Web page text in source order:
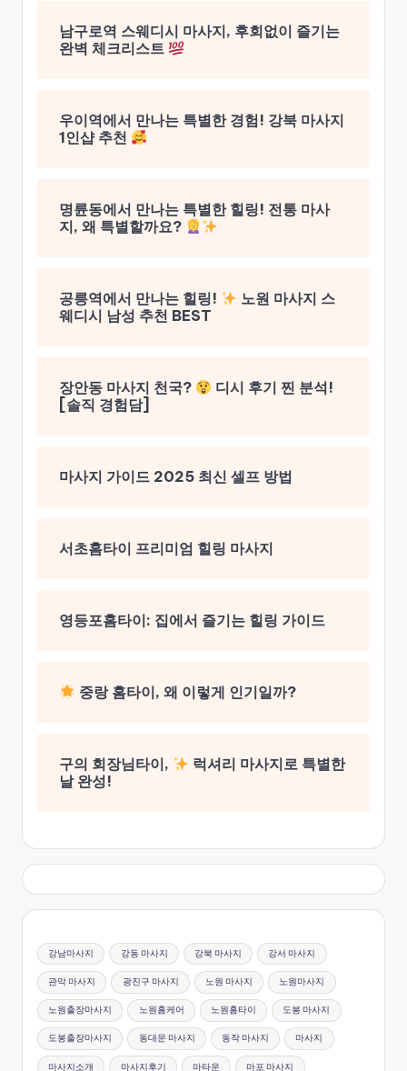
남구로역 스웨디시 마사지, 후회없이 즐기는
완벽 체크리스트
우이역에서 만나는 특별한 경험! 강북 마사지
1인샵 추천
명륜동에서 만나는 특별한 힐링! 전통 마사
지, 왜 특별할까요?
공릉역에서 만나는 힐링!
노원 마사지 스
웨디시 남성 추천 BEST
장안동 마사지 천국?
디시 후기 찐 분석!
[솔직 경험담]
마사지 가이드 2025 최신 셀프 방법
서초홈타이 프리미엄 힐링 마사지
영등포홈타이: 집에서 즐기는 힐링 가이드
중랑 홈타이, 왜 이렇게 인기일까?
구의 회장님타이,
럭셔리 마사지로 특별한
날 완성!
강남마사지 강동 마사지 강북 마사지 강서 마사지
관악 마사지 광진구 마사지 노원 마사지 노원마사지
노원출장마사지 노원홈케어 노원홈타이 도봉 마사지
도봉출장마사지 동대문 마사지 동작 마사지 마사지
마사지소개 마사지후기 마타운 마포 마사지